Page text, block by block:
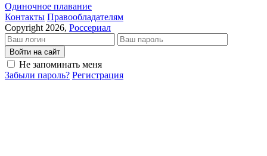
Одиночное плавание
Кон­так­ты Пра­во­об­ла­да­те­лям
Copyright 2026, Россериал
Войти на сайт
Не запоминать меня
Забыли пароль? Регистрация